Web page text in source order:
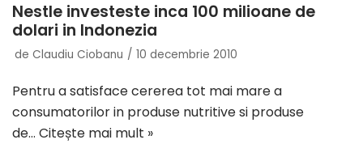
Nestle investeste inca 100 milioane de
dolari in Indonezia
de Claudiu Ciobanu 10 decembrie 2010
Pentru a satisface cererea tot mai mare a
consumatorilor in produse nutritive si produse
de… Citește mai mult »